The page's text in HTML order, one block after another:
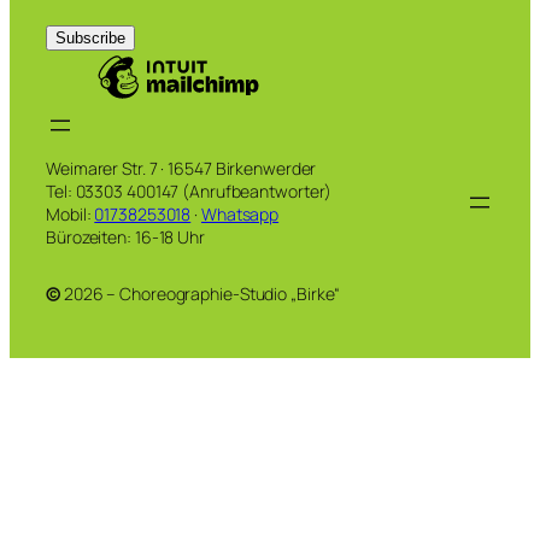
Weimarer Str. 7 · 16547 Birkenwerder
Tel: 03303 400147 (Anrufbeantworter)
Mobil: 01738253018 · Whatsapp
Bürozeiten: 16-18 Uhr
©2026 – Choreographie-Studio „Birke“